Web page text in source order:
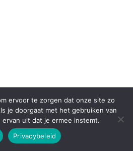
berichten
ouderen: de beste keuzes
ervoor te zorgen dat onze site zo
je doorgaat met het gebruiken van
uit dat je ermee instemt.
Privacybeleid